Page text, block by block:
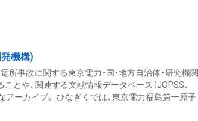
機構)
事故に関する東京電力・国・地方自治体・研究機関
とや、関連する文献情報データベース（JOPSS、
アーカイブ。 ひなぎくでは、東京電力福島第一原子